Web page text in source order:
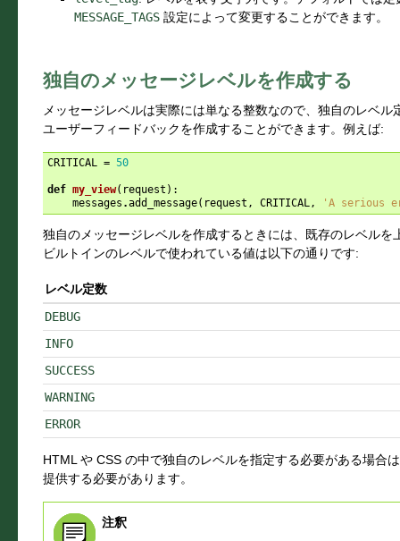
MESSAGE_TAGS 設定によって変更することができます。
独自のメッセージレベルを作成する
メッセージレベルは実際には単なる整数なので、独自のレベ
ユーザーフィードバックを作成することができます。例えば:
CRITICAL = 50
def my_view( request ):
messages .add_message( request , CRITICAL, 'A serious
独自のメッセージレベルを作成するときには、既存のレベル
ビルトインのレベルで使われている値は以下の通りです:
レベル定数
DEBUG
INFO
SUCCESS
WARNING
ERROR
HTML や CSS の中で独自のレベルを指定する必要がある場合
提供する必要があります。
注釈